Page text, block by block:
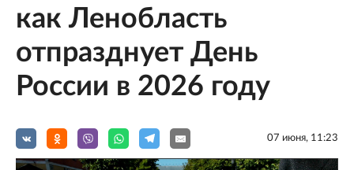
как Ленобласть
отпразднует День
России в 2026 году
07 июня, 11:23